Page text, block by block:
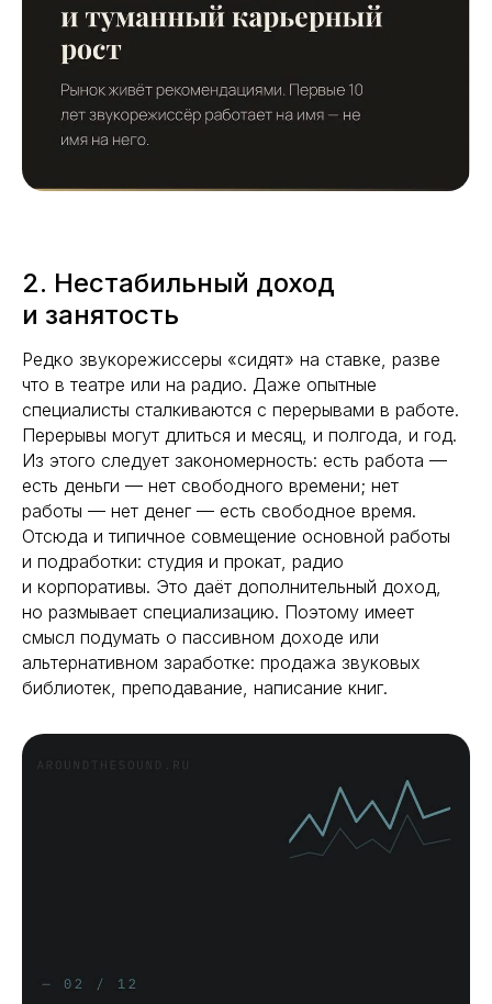
2. Нестабильный доход
и занятость
Редко звукорежиссеры «сидят» на ставке, разве
что в театре или на радио. Даже опытные
специалисты сталкиваются с перерывами в работе.
Перерывы могут длиться и месяц, и полгода, и год.
Из этого следует закономерность: есть работа —
есть деньги — нет свободного времени; нет
работы — нет денег — есть свободное время.
Отсюда и типичное совмещение основной работы
и подработки: студия и прокат, радио
и корпоративы. Это даёт дополнительный доход,
но размывает специализацию. Поэтому имеет
смысл подумать о пассивном доходе или
альтернативном заработке: продажа звуковых
библиотек, преподавание, написание книг.